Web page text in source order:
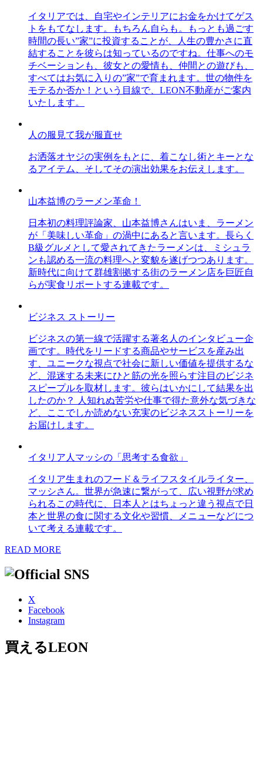
イタリアでは、自宅やインテリアにお金をかけてゲス
トをもてなします。もちろん自らも。もっとも過ごす
時間の長い”家”に投資することが、人生の豊かさに直
結することを彼らは知っているのですね。仕事へのモ
チベーションも、彼女との愛情も、仲間との遊びも、
すべてはお気に入りの”家”で育まれます。世の物件を
モテるか否か！という目線で、LEON不動産がご案内
いたします。
人の服見て我が服直せ
お洒落オヤジの実例をもとに、着こなし術とキーとな
るアイテム、そしてその演出効果をお伝えします。
山本益博のラーメン革命！
日本初の料理評論家、山本益博さんはいま、ラーメン
が「美味しい革命」の渦中にあると言います。長らく
B級グルメとして愛されてきたラーメンは、ミシュラ
ンも認める一流の料理へと変貌を遂げつつあります。
新時代に向けて群雄割拠する街のラーメン店を巨匠自
らが実食リポートする連載です。
ビジネス ストーリー
ビジネスの第一線で活躍する著名人のインタビュー企
画です。時代をリードする商品やサービスを産み出
す、ユニークな視点で社会に新しい価値を提供するな
ど、混迷する未来にひと筋の光を照らす注目のビジネ
スピープルを取材します。彼らはいかにして結果を出
したのか？ 人知れぬ苦労や仕事で得た意外な気づきな
ど、ここでしか読めない充実のビジネスストーリーを
お届けします。
イタリア人マッシの「思考する食欲」
イタリア生まれのフード＆ライフスタイルライター、
マッシさん。世界が急速に繋がって、広い視野が求め
られるこの時代に、日本人とはちょっと違う視点で日
本と世界の食に関する文化や習慣、メニューなどにつ
いて考える連載です。
READ MORE
X
Facebook
Instagram
買えるLEON